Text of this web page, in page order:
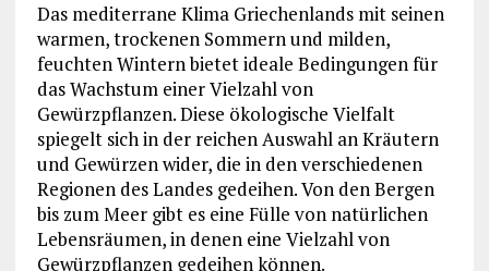
Das mediterrane Klima Griechenlands mit seinen
warmen, trockenen Sommern und milden,
feuchten Wintern bietet ideale Bedingungen für
das Wachstum einer Vielzahl von
Gewürzpflanzen. Diese ökologische Vielfalt
spiegelt sich in der reichen Auswahl an Kräutern
und Gewürzen wider, die in den verschiedenen
Regionen des Landes gedeihen. Von den Bergen
bis zum Meer gibt es eine Fülle von natürlichen
Lebensräumen, in denen eine Vielzahl von
Gewürzpflanzen gedeihen können.